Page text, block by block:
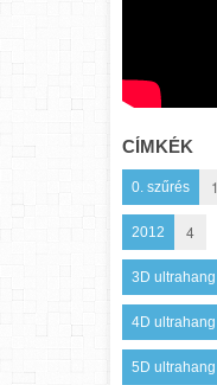
CÍMKÉK
0. szűrés 1
2012 4
3D ultrahang
4D ultrahang
5D ultrahang